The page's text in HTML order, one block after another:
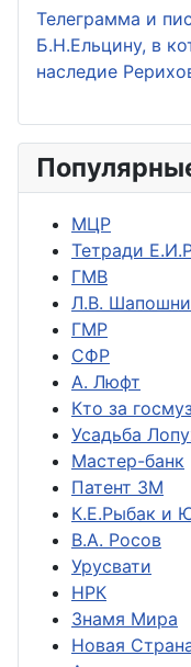
Телеграмма и
Б.Н.Ельцину, в
наследие
МЦР
Тетради
ГМВ
Л.В.
ГМР
СФР
А. Люфт
Кто за
Усадьба
Мастер-банк
Патент ЗМ
К.Е.Рыбак и
В.А. Росов
Урусвати
НРК
Знамя Мира
Новая